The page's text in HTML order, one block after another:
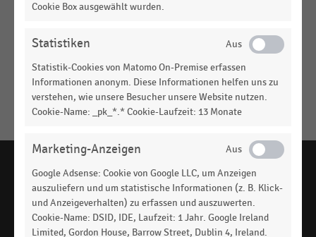
INTERNATIONALER HANDEL
den USA nach Umsatz (2021)
INTERNATIONALER HANDEL|STATISTIK
Top 100 der größten Einzelhandelsunternehmen in
den USA nach Umsatz (2020)
ANZEIGEN
Ergebnisse
gefunden
Total
Wine
handelsdaten.de, das Statistikportal zum Handel,
ist ein Angebot des EHI Retail Institute -www.ehi.org
Cookie Box ausgewählt wurden.
Statistiken
Statistik-Cookies von Matomo On-Premise erfassen
Informationen anonym. Diese Informationen helfen uns zu
verstehen, wie unsere Besucher unsere Website nutzen.
Cookie-Name: _pk_*.* Cookie-Laufzeit: 13 Monate
Marketing-Anzeigen
Google Adsense: Cookie von Google LLC, um Anzeigen
auszuliefern und um statistische Informationen (z. B. Klick-
und Anzeigeverhalten) zu erfassen und auszuwerten.
Cookie-Name: DSID, IDE, Laufzeit: 1 Jahr. Google Ireland
Limited, Gordon House, Barrow Street, Dublin 4, Ireland.